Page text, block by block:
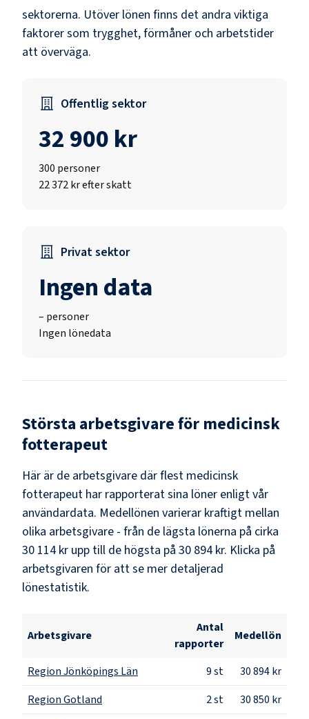
sektorerna. Utöver lönen finns det andra viktiga
faktorer som trygghet, förmåner och arbetstider
att överväga.
Offentlig sektor
32 900 kr
300 personer
22 372 kr efter skatt
Privat sektor
Ingen data
– personer
Ingen lönedata
Största arbetsgivare för medicinsk
fotterapeut
Här är de arbetsgivare där flest medicinsk
fotterapeut har rapporterat sina löner enligt vår
användardata. Medellönen varierar kraftigt mellan
olika arbetsgivare - från de lägsta lönerna på cirka
30 114 kr upp till de högsta på 30 894 kr. Klicka på
arbetsgivaren för att se mer detaljerad
lönestatistik.
Arbetsgivare
Antal
rapporter
Medellön
Region Jönköpings Län 9st
30 894 kr
Region Gotland
2st
30 850 kr